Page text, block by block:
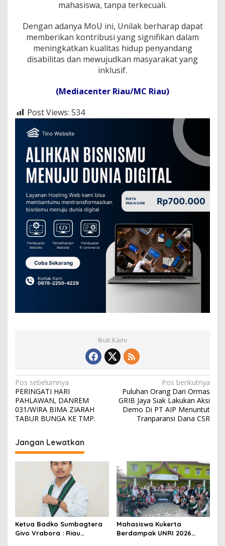
mahasiswa, tanpa terkecuali.
Dengan adanya MoU ini, Unilak berharap dapat
memberikan kontribusi yang signifikan dalam
meningkatkan kualitas hidup penyandang
disabilitas dan mewujudkan masyarakat yang
inklusif.
(Mediacenter Riau/MC Riau)
Post Views: 534
Ikuti Kami
N
a
v
i
g
a
s
Pos sebelumnya
PERINGATI HARI
PAHLAWAN, DANREM
031/WIRA BIMA ZIARAH
TABUR BUNGA KE TMP.
Pos berikutnya
Puluhan Orang Dari Ormas
GRIB Jaya Siak Lakukan Aksi
Demo Di PT AIP Menuntut
Tranparansi Dana CSR
Jangan Lewatkan
Ketua Badko Sumbagtera
Givo Vrabora : Riau
Mahasiswa Kukerta
Berdampak UNRI 2026